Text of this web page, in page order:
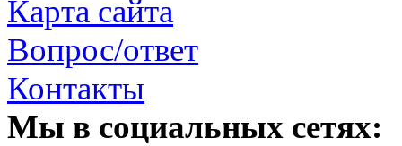
Карта сайта
Вопрос/ответ
Контакты
Мы в социальных сетях: